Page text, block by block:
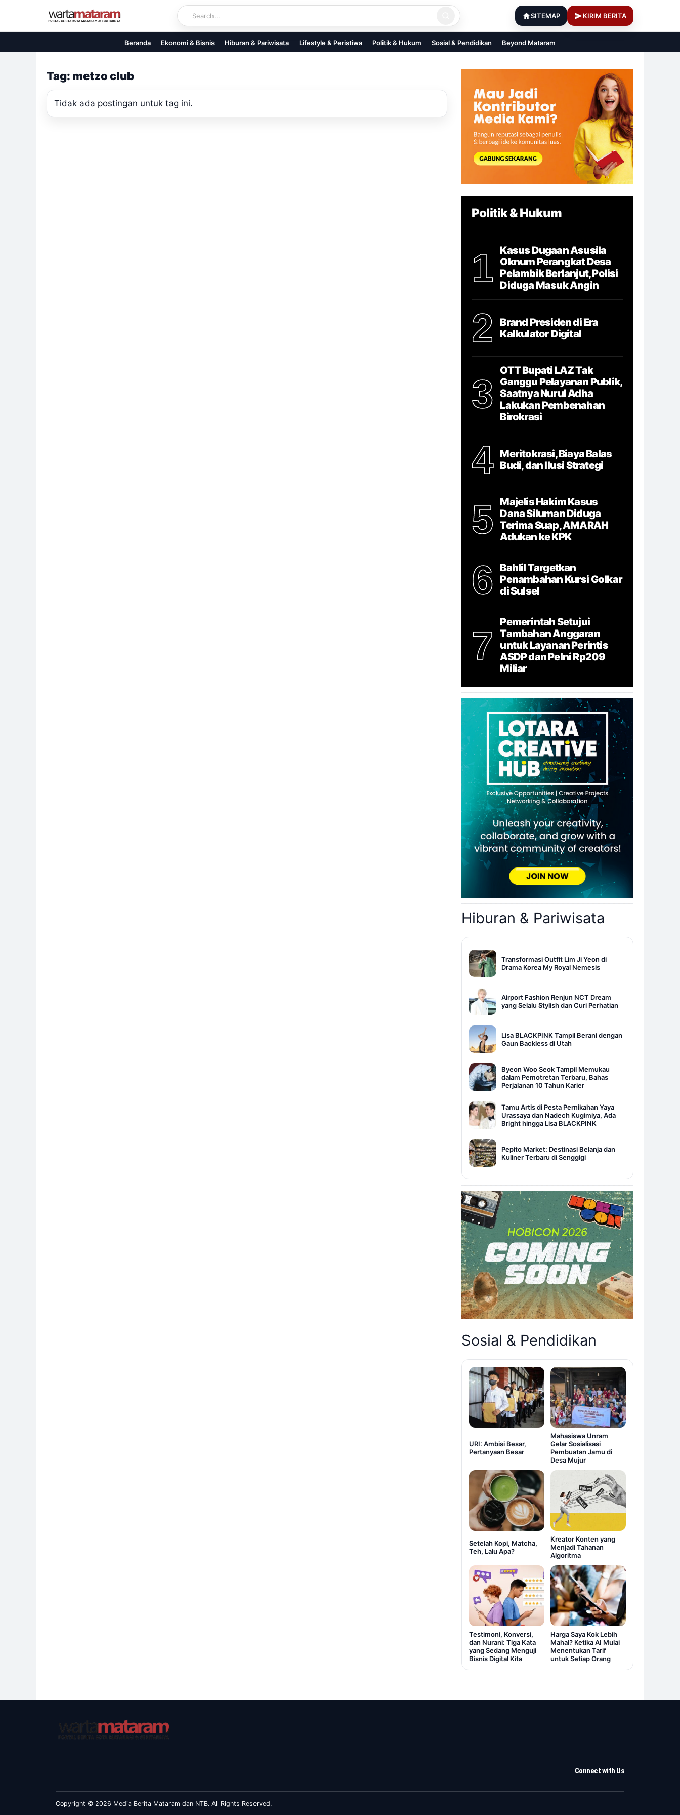
content
SITEMAP KIRIM BERITA
Beranda Ekonomi & Bisnis Hiburan & Pariwisata Lifestyle & Peristiwa Politik & Hukum Sosial & Pendidikan Beyond Mataram
Tag: metzo club
Tidak ada postingan untuk tag ini.
Politik & Hukum
1
Kasus Dugaan Asusila
Oknum Perangkat Desa
Pelambik Berlanjut, Polisi
Diduga Masuk Angin
2
Brand Presiden di Era
Kalkulator Digital
3
OTT Bupati LAZ Tak
Ganggu Pelayanan Publik,
Saatnya Nurul Adha
Lakukan Pembenahan
Birokrasi
4
Meritokrasi, Biaya Balas
Budi, dan Ilusi Strategi
5
Majelis Hakim Kasus
Dana Siluman Diduga
Terima Suap, AMARAH
Adukan ke KPK
6
Bahlil Targetkan
Penambahan Kursi Golkar
di Sulsel
7
Pemerintah Setujui
Tambahan Anggaran
untuk Layanan Perintis
ASDP dan Pelni Rp209
Miliar
Hiburan & Pariwisata
Transformasi Outfit Lim Ji Yeon di
Drama Korea My Royal Nemesis
Airport Fashion Renjun NCT Dream
yang Selalu Stylish dan Curi Perhatian
Lisa BLACKPINK Tampil Berani dengan
Gaun Backless di Utah
Byeon Woo Seok Tampil Memukau
dalam Pemotretan Terbaru, Bahas
Perjalanan 10 Tahun Karier
Tamu Artis di Pesta Pernikahan Yaya
Urassaya dan Nadech Kugimiya, Ada
Bright hingga Lisa BLACKPINK
Pepito Market: Destinasi Belanja dan
Kuliner Terbaru di Senggigi
Sosial & Pendidikan
URI: Ambisi Besar,
Pertanyaan Besar
Mahasiswa Unram
Gelar Sosialisasi
Pembuatan Jamu di
Desa Mujur
Setelah Kopi, Matcha,
Teh, Lalu Apa?
Kreator Konten yang
Menjadi Tahanan
Algoritma
Testimoni, Konversi,
dan Nurani: Tiga Kata
yang Sedang Menguji
Bisnis Digital Kita
Harga Saya Kok Lebih
Mahal? Ketika AI Mulai
Menentukan Tarif
untuk Setiap Orang
Connect with Us
Copyright © 2026 Media Berita Mataram dan NTB. All Rights Reserved.